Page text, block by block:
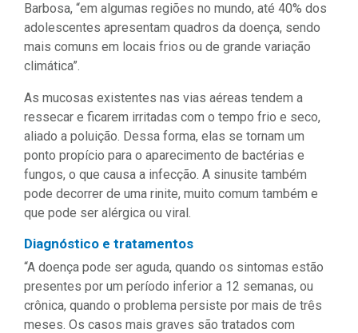
Barbosa, “em algumas regiões no mundo, até 40% dos
adolescentes apresentam quadros da doença, sendo
mais comuns em locais frios ou de grande variação
climática”.
As mucosas existentes nas vias aéreas tendem a
ressecar e ficarem irritadas com o tempo frio e seco,
aliado a poluição. Dessa forma, elas se tornam um
ponto propício para o aparecimento de bactérias e
fungos, o que causa a infecção. A sinusite também
pode decorrer de uma rinite, muito comum também e
que pode ser alérgica ou viral.
Diagnóstico e tratamentos
“A doença pode ser aguda, quando os sintomas estão
presentes por um período inferior a 12 semanas, ou
crônica, quando o problema persiste por mais de três
meses. Os casos mais graves são tratados com